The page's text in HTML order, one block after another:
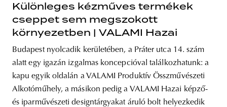
Különleges kézműves termékek
cseppet sem megszokott
környezetben | VALAMI Hazai
Budapest nyolcadik kerületében, a Práter utca 14. szám
alatt egy igazán izgalmas koncepcióval találkozhatunk: a
kapu egyik oldalán a VALAMI Produktív Összművészeti
Alkotóműhely, a másikon pedig a VALAMI Hazai képző-
és iparművészeti designtárgyakat áruló bolt helyezkedik